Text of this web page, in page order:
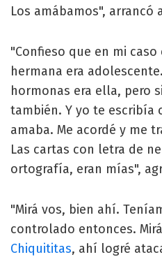
Los amábamos",
"Confieso que en mi
hermana era
hormonas era ella, pero
también. Y yo te escribía
amaba. Me acordé y me
Las cartas con letra de
ortografía, eran mías",
"Mirá vos, bien ahí.
controlado entonces.
Chiquititas, ahí logré